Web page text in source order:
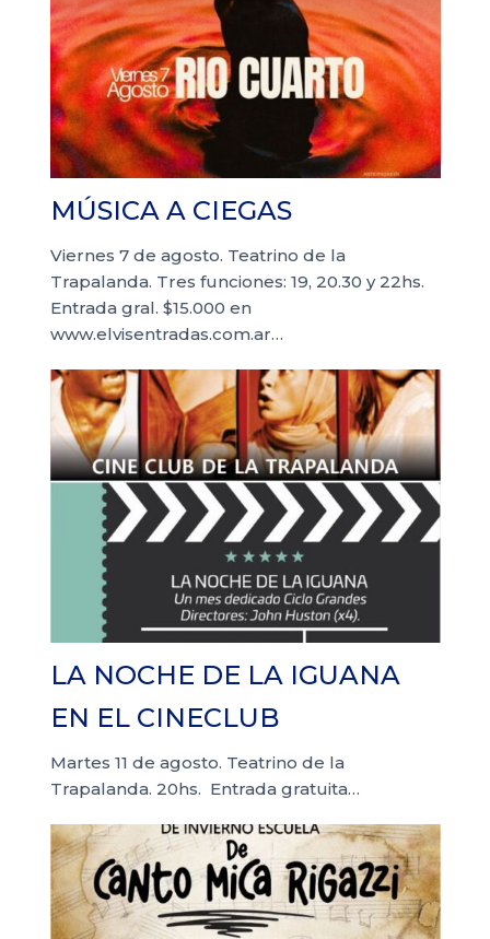
MÚSICA A CIEGAS
Viernes 7 de agosto. Teatrino de la
Trapalanda. Tres funciones: 19, 20.30 y 22hs.
Entrada gral. $15.000 en
www.elvisentradas.com.ar…
LA NOCHE DE LA IGUANA
EN EL CINECLUB
Martes 11 de agosto. Teatrino de la
Trapalanda. 20hs. Entrada gratuita…